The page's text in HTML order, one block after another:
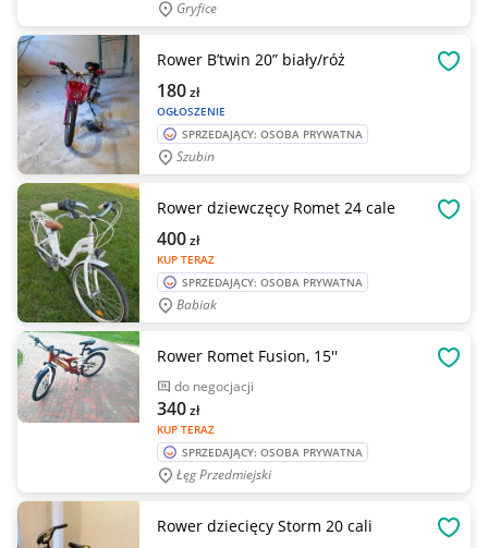
Gryfice
Rower B’twin 20” biały/róż
OGŁOSZENIE
180zł
SPRZEDAJĄCY: OSOBA PRYWATNA
Szubin
Rower dziewczęcy Romet 24 cale
KUP TERAZ
400zł
SPRZEDAJĄCY: OSOBA PRYWATNA
Babiak
Rower Romet Fusion, 15''
do negocjacji
KUP TERAZ
340zł
SPRZEDAJĄCY: OSOBA PRYWATNA
Łęg Przedmiejski
Rower dziecięcy Storm 20 cali